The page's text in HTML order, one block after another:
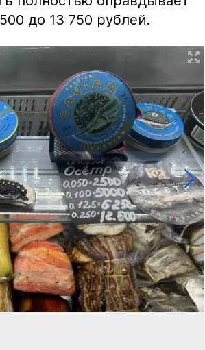
до 13 750 рублей.